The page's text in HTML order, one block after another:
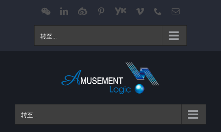
WeChatLinkedIn
Weibo Pinterest
Youku Vimeo Phone电
转至...
转至...